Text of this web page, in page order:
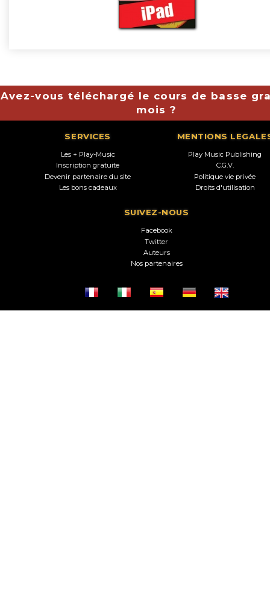
Avez-vous téléchargé le cours de basse
mois ?
SERVICES
Les + Play-Music
Inscription gratuite
Devenir partenaire du site
Les bons cadeaux
MENTIONS
Play Music Publishing
C.G.V.
Politique vie privée
Droits d'utilisation
SUIVEZ-NOUS
Facebook
Twitter
Auteurs
Nos partenaires